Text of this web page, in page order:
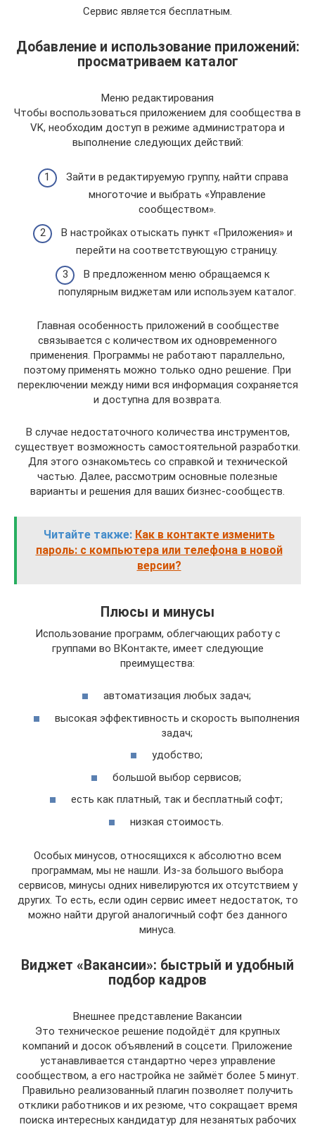
Сервис является бесплатным.
Добавление и использование приложений:
просматриваем каталог
Меню редактирования
Чтобы воспользоваться приложением для сообщества в
VK, необходим доступ в режиме администратора и
выполнение следующих действий:
Зайти в редактируемую группу, найти справа
многоточие и выбрать «Управление
сообществом».
В настройках отыскать пункт «Приложения» и
перейти на соответствующую страницу.
В предложенном меню обращаемся к
популярным виджетам или используем каталог.
Главная особенность приложений в сообществе
связывается с количеством их одновременного
применения. Программы не работают параллельно,
поэтому применять можно только одно решение. При
переключении между ними вся информация сохраняется
и доступна для возврата.
В случае недостаточного количества инструментов,
существует возможность самостоятельной разработки.
Для этого ознакомьтесь со справкой и технической
частью. Далее, рассмотрим основные полезные
варианты и решения для ваших бизнес-сообществ.
Читайте также: Как в контакте изменить
пароль: с компьютера или телефона в новой
версии?
Плюсы и минусы
Использование программ, облегчающих работу с
группами во ВКонтакте, имеет следующие
преимущества:
автоматизация любых задач;
высокая эффективность и скорость выполнения
задач;
удобство;
большой выбор сервисов;
есть как платный, так и бесплатный софт;
низкая стоимость.
Особых минусов, относящихся к абсолютно всем
программам, мы не нашли. Из-за большого выбора
сервисов, минусы одних нивелируются их отсутствием у
других. То есть, если один сервис имеет недостаток, то
можно найти другой аналогичный софт без данного
минуса.
Виджет «Вакансии»: быстрый и удобный
подбор кадров
Внешнее представление Вакансии
Это техническое решение подойдёт для крупных
компаний и досок объявлений в соцсети. Приложение
устанавливается стандартно через управление
сообществом, а его настройка не займёт более 5 минут.
Правильно реализованный плагин позволяет получить
отклики работников и их резюме, что сокращает время
поиска интересных кандидатур для незанятых рабочих